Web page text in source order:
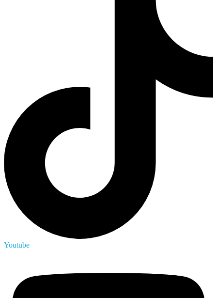
Youtube